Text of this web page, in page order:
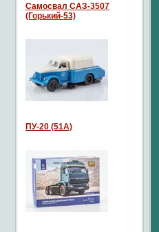
Самосвал САЗ-3507
(Горький-53)
ПУ-20 (51А)